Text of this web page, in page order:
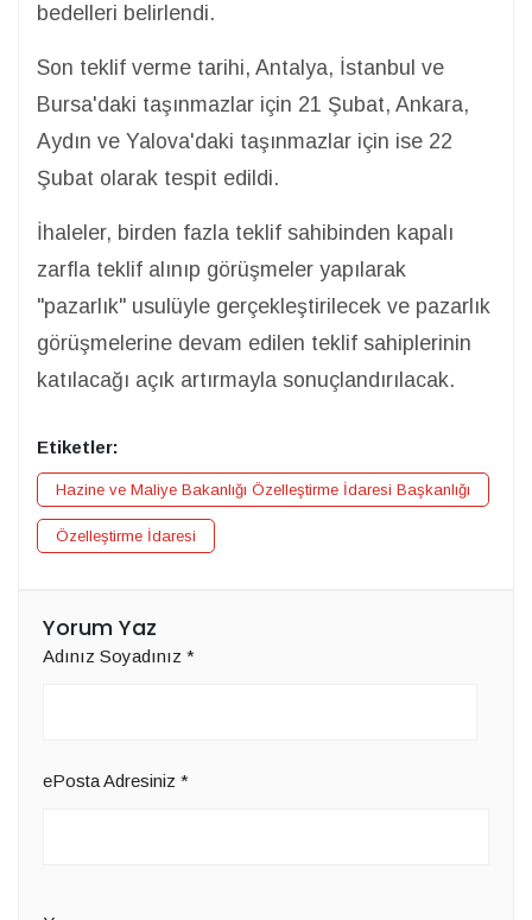
bedelleri belirlendi.
Son teklif verme tarihi, Antalya, İstanbul ve
Bursa'daki taşınmazlar için 21 Şubat, Ankara,
Aydın ve Yalova'daki taşınmazlar için ise 22
Şubat olarak tespit edildi.
İhaleler, birden fazla teklif sahibinden kapalı
zarfla teklif alınıp görüşmeler yapılarak
"pazarlık" usulüyle gerçekleştirilecek ve pazarlık
görüşmelerine devam edilen teklif sahiplerinin
katılacağı açık artırmayla sonuçlandırılacak.
Etiketler:
Hazine ve Maliye Bakanlığı Özelleştirme İdaresi Başkanlığı
Özelleştirme İdaresi
Yorum Yaz
Adınız Soyadınız *
ePosta Adresiniz *